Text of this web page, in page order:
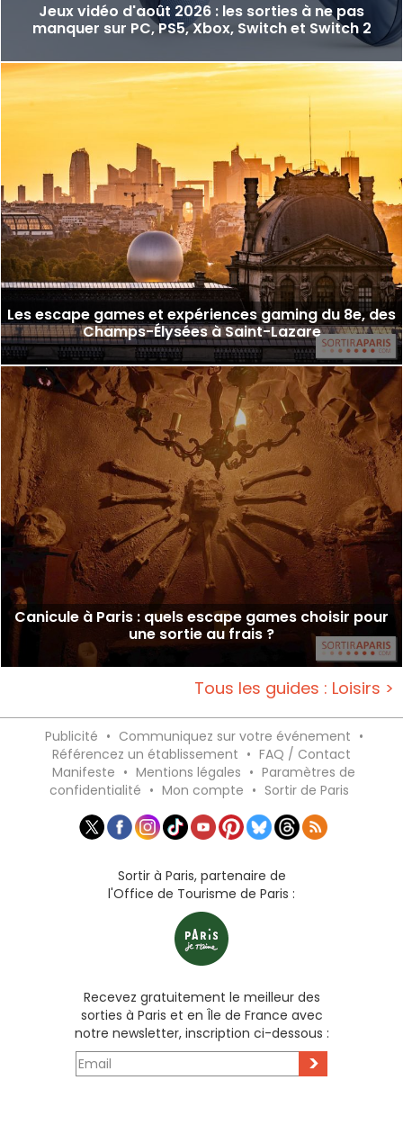
Jeux vidéo d'août 2026 : les sorties à ne pas
manquer sur PC, PS5, Xbox, Switch et Switch 2
Les escape games et expériences gaming du 8e, des
Champs-Élysées à Saint-Lazare
Canicule à Paris : quels escape games choisir pour
une sortie au frais ?
Tous les guides : Loisirs >
Publicité • Communiquez sur votre événement •
Référencez un établissement • FAQ / Contact
Manifeste • Mentions légales • Paramètres de
confidentialité • Mon compte • Sortir de Paris
Sortir à Paris, partenaire de
l'Office de Tourisme de Paris :
Recevez gratuitement le meilleur des
sorties à Paris et en Île de France avec
notre newsletter, inscription ci-dessous :
>